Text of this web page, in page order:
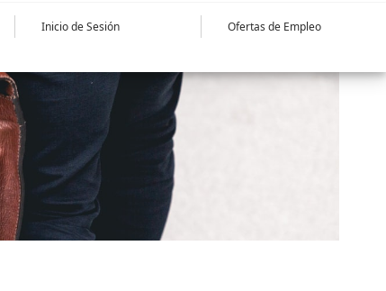
Inicio de Sesión Ofertas de Empleo